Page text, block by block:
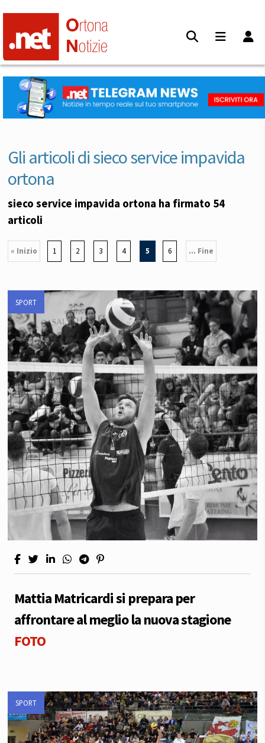
Gli articoli di sieco service impavida
ortona
sieco service impavida ortona ha firmato 54
articoli
« Inizio 1 2 3 4 5 6 ... Fine
SPORT
Mattia Matricardi si prepara per
affrontare al meglio la nuova stagione
FOTO
SPORT